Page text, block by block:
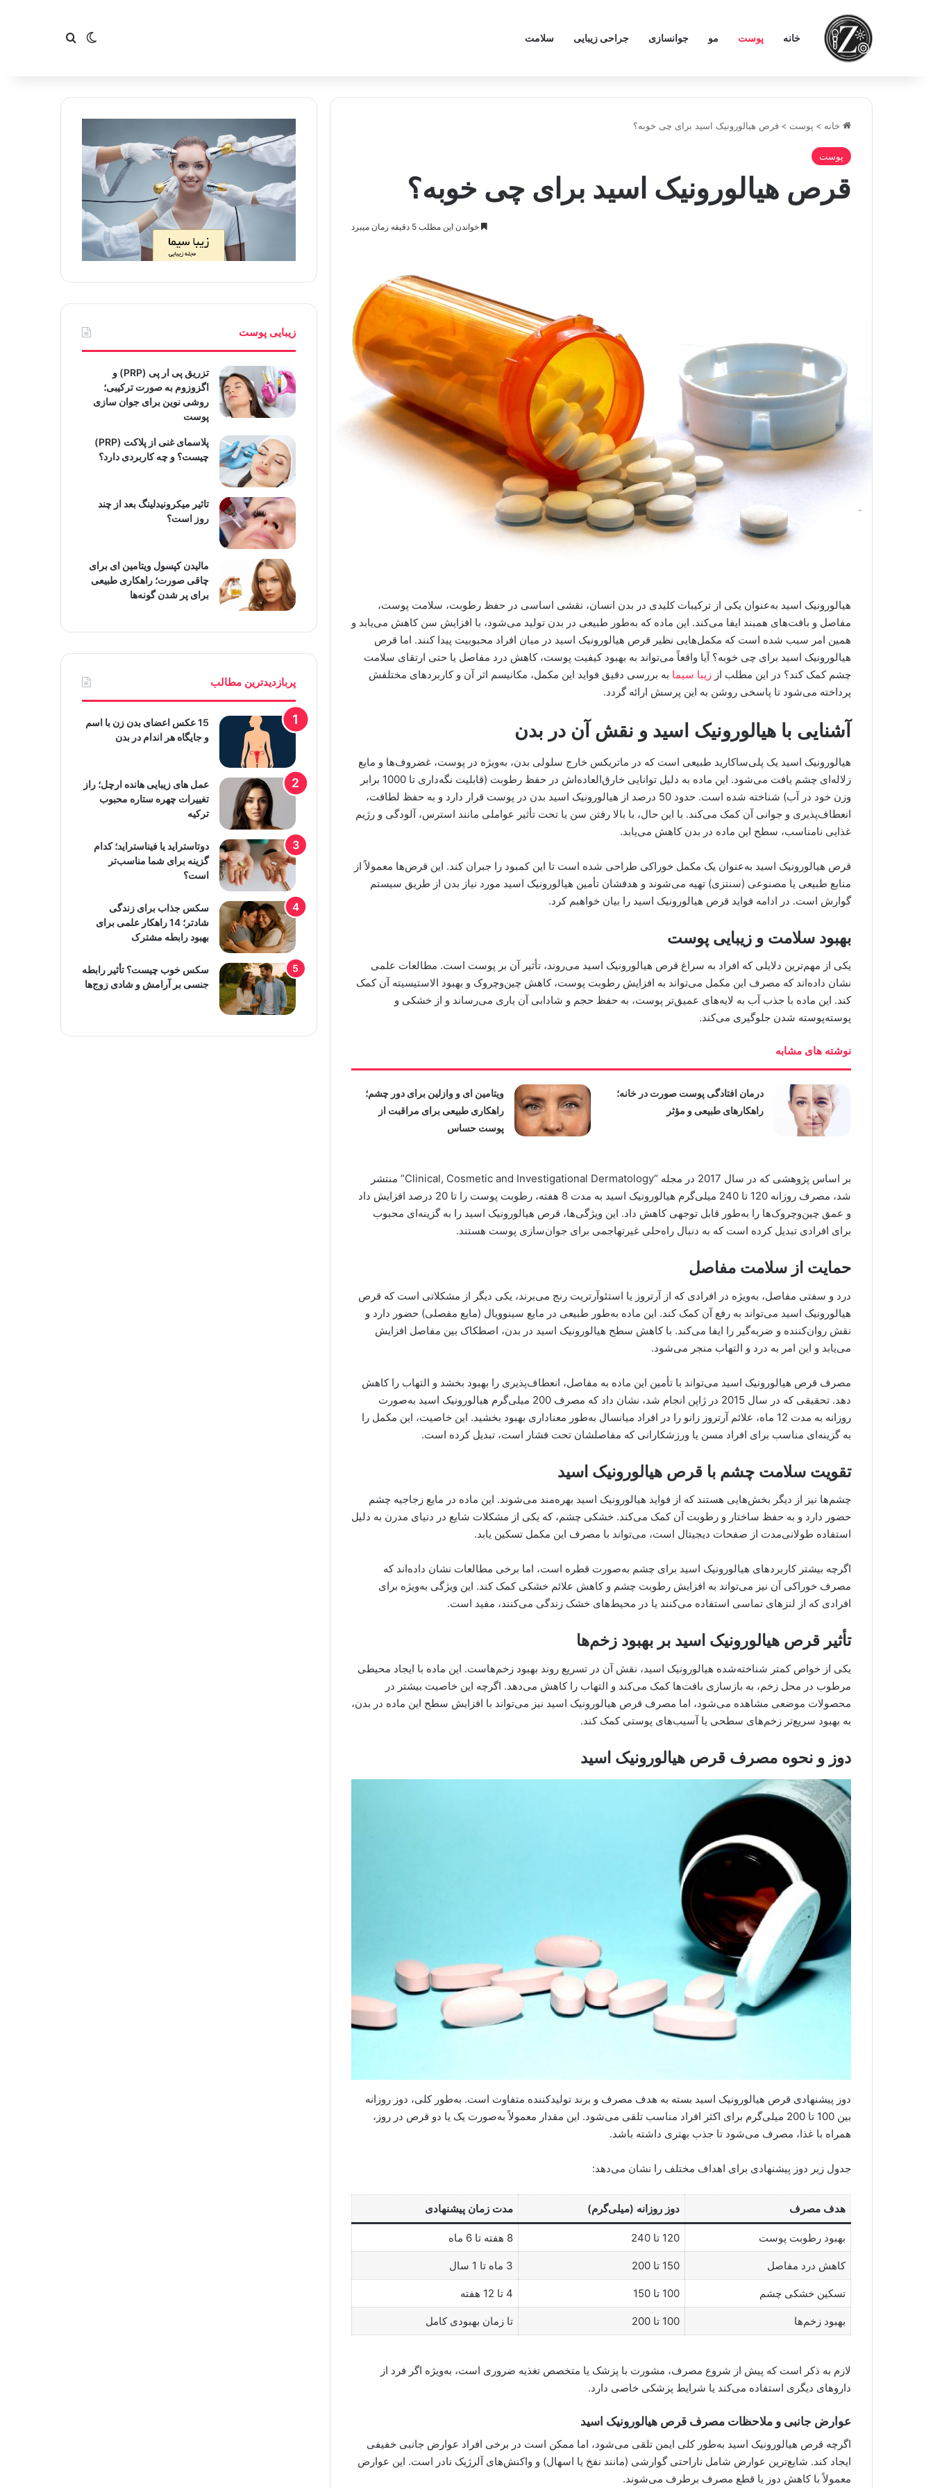
خانه پوست مو جوانسازی جراحی زیبایی سلامت تغییر پوسته
جستجو برای
خانه > پوست > قرص هیالورونیک اسید برای چی خوبه؟
پوست
قرص هیالورونیک اسید برای چی خوبه؟
خواندن این مطلب 5 دقیقه زمان میبرد
هیالورونیک اسید به‌عنوان یکی از ترکیبات کلیدی در بدن انسان، نقشی اساسی در حفظ رطوبت، سلامت پوست،
مفاصل و بافت‌های همبند ایفا می‌کند. این ماده که به‌طور طبیعی در بدن تولید می‌شود، با افزایش سن کاهش می‌یابد و
همین امر سبب شده است که مکمل‌هایی نظیر قرص هیالورونیک اسید در میان افراد محبوبیت پیدا کنند. اما قرص
هیالورونیک اسید برای چی خوبه؟ آیا واقعاً می‌تواند به بهبود کیفیت پوست، کاهش درد مفاصل یا حتی ارتقای سلامت
چشم کمک کند؟ در این مطلب از زیبا سیما به بررسی دقیق فواید این مکمل، مکانیسم اثر آن و کاربردهای مختلفش
پرداخته می‌شود تا پاسخی روشن به این پرسش ارائه گردد.
آشنایی با هیالورونیک اسید و نقش آن در بدن
هیالورونیک اسید یک پلی‌ساکارید طبیعی است که در ماتریکس خارج سلولی بدن، به‌ویژه در پوست، غضروف‌ها و مایع
زلاله‌ای چشم یافت می‌شود. این ماده به دلیل توانایی خارق‌العاده‌اش در حفظ رطوبت (قابلیت نگه‌داری تا 1000 برابر
وزن خود در آب) شناخته شده است. حدود 50 درصد از هیالورونیک اسید بدن در پوست قرار دارد و به حفظ لطافت،
انعطاف‌پذیری و جوانی آن کمک می‌کند. با این حال، با بالا رفتن سن یا تحت تأثیر عواملی مانند استرس، آلودگی و رژیم
غذایی نامناسب، سطح این ماده در بدن کاهش می‌یابد.
قرص هیالورونیک اسید به‌عنوان یک مکمل خوراکی طراحی شده است تا این کمبود را جبران کند. این قرص‌ها معمولاً از
منابع طبیعی یا مصنوعی (سنتزی) تهیه می‌شوند و هدفشان تأمین هیالورونیک اسید مورد نیاز بدن از طریق سیستم
گوارش است. در ادامه فواید قرص هیالورونیک اسید را بیان خواهبم کرد.
بهبود سلامت و زیبایی پوست
یکی از مهم‌ترین دلایلی که افراد به سراغ قرص هیالورونیک اسید می‌روند، تأثیر آن بر پوست است. مطالعات علمی
نشان داده‌اند که مصرف این مکمل می‌تواند به افزایش رطوبت پوست، کاهش چین‌وچروک و بهبود الاستیسیته آن کمک
کند. این ماده با جذب آب به لایه‌های عمیق‌تر پوست، به حفظ حجم و شادابی آن یاری می‌رساند و از خشکی و
پوسته‌پوسته شدن جلوگیری می‌کند.
نوشته های مشابه
درمان افتادگی پوست صورت در خانه؛
راهکارهای طبیعی و مؤثر
ویتامین ای و وازلین برای دور چشم؛
راهکاری طبیعی برای مراقبت از
پوست حساس
بر اساس پژوهشی که در سال 2017 در مجله “Clinical, Cosmetic and Investigational Dermatology” منتشر
شد، مصرف روزانه 120 تا 240 میلی‌گرم هیالورونیک اسید به مدت 8 هفته، رطوبت پوست را تا 20 درصد افزایش داد
و عمق چین‌وچروک‌ها را به‌طور قابل توجهی کاهش داد. این ویژگی‌ها، قرص هیالورونیک اسید را به گزینه‌ای محبوب
برای افرادی تبدیل کرده است که به دنبال راه‌حلی غیرتهاجمی برای جوان‌سازی پوست هستند.
حمایت از سلامت مفاصل
درد و سفتی مفاصل، به‌ویژه در افرادی که از آرتروز یا استئوآرتریت رنج می‌برند، یکی دیگر از مشکلاتی است که قرص
هیالورونیک اسید می‌تواند به رفع آن کمک کند. این ماده به‌طور طبیعی در مایع سینوویال (مایع مفصلی) حضور دارد و
نقش روان‌کننده و ضربه‌گیر را ایفا می‌کند. با کاهش سطح هیالورونیک اسید در بدن، اصطکاک بین مفاصل افزایش
می‌یابد و این امر به درد و التهاب منجر می‌شود.
مصرف قرص هیالورونیک اسید می‌تواند با تأمین این ماده به مفاصل، انعطاف‌پذیری را بهبود بخشد و التهاب را کاهش
دهد. تحقیقی که در سال 2015 در ژاپن انجام شد، نشان داد که مصرف 200 میلی‌گرم هیالورونیک اسید به‌صورت
روزانه به مدت 12 ماه، علائم آرتروز زانو را در افراد میانسال به‌طور معناداری بهبود بخشید. این خاصیت، این مکمل را
به گزینه‌ای مناسب برای افراد مسن یا ورزشکارانی که مفاصلشان تحت فشار است، تبدیل کرده است.
تقویت سلامت چشم با قرص هیالورونیک اسید
چشم‌ها نیز از دیگر بخش‌هایی هستند که از فواید هیالورونیک اسید بهره‌مند می‌شوند. این ماده در مایع زجاجیه چشم
حضور دارد و به حفظ ساختار و رطوبت آن کمک می‌کند. خشکی چشم، که یکی از مشکلات شایع در دنیای مدرن به دلیل
استفاده طولانی‌مدت از صفحات دیجیتال است، می‌تواند با مصرف این مکمل تسکین یابد.
اگرچه بیشتر کاربردهای هیالورونیک اسید برای چشم به‌صورت قطره است، اما برخی مطالعات نشان داده‌اند که
مصرف خوراکی آن نیز می‌تواند به افزایش رطوبت چشم و کاهش علائم خشکی کمک کند. این ویژگی به‌ویژه برای
افرادی که از لنزهای تماسی استفاده می‌کنند یا در محیط‌های خشک زندگی می‌کنند، مفید است.
تأثیر قرص هیالورونیک اسید بر بهبود زخم‌ها
یکی از خواص کمتر شناخته‌شده هیالورونیک اسید، نقش آن در تسریع روند بهبود زخم‌هاست. این ماده با ایجاد محیطی
مرطوب در محل زخم، به بازسازی بافت‌ها کمک می‌کند و التهاب را کاهش می‌دهد. اگرچه این خاصیت بیشتر در
محصولات موضعی مشاهده می‌شود، اما مصرف قرص هیالورونیک اسید نیز می‌تواند با افزایش سطح این ماده در بدن،
به بهبود سریع‌تر زخم‌های سطحی یا آسیب‌های پوستی کمک کند.
دوز و نحوه مصرف قرص هیالورونیک اسید
دوز پیشنهادی قرص هیالورونیک اسید بسته به هدف مصرف و برند تولیدکننده متفاوت است. به‌طور کلی، دوز روزانه
بین 100 تا 200 میلی‌گرم برای اکثر افراد مناسب تلقی می‌شود. این مقدار معمولاً به‌صورت یک یا دو قرص در روز،
همراه با غذا، مصرف می‌شود تا جذب بهتری داشته باشد.
جدول زیر دوز پیشنهادی برای اهداف مختلف را نشان می‌دهد:
هدف مصرف دوز روزانه (میلی‌گرم) مدت زمان پیشنهادی
بهبود رطوبت پوست 120 تا 240 8 هفته تا 6 ماه
کاهش درد مفاصل 150 تا 200 3 ماه تا 1 سال
تسکین خشکی چشم 100 تا 150 4 تا 12 هفته
بهبود زخم‌ها 100 تا 200 تا زمان بهبودی کامل
لازم به ذکر است که پیش از شروع مصرف، مشورت با پزشک یا متخصص تغذیه ضروری است، به‌ویژه اگر فرد از
داروهای دیگری استفاده می‌کند یا شرایط پزشکی خاصی دارد.
عوارض جانبی و ملاحظات مصرف قرص هیالورونیک اسید
اگرچه قرص هیالورونیک اسید به‌طور کلی ایمن تلقی می‌شود، اما ممکن است در برخی افراد عوارض جانبی خفیفی
ایجاد کند. شایع‌ترین عوارض شامل ناراحتی گوارشی (مانند نفخ یا اسهال) و واکنش‌های آلرژیک نادر است. این عوارض
معمولاً با کاهش دوز یا قطع مصرف برطرف می‌شوند.
زیبایی پوست
تزریق پی ار پی (PRP) و
اگزوزوم به صورت ترکیبی؛
روشی نوین برای جوان سازی
پوست
پلاسمای غنی از پلاکت (PRP)
چیست؟ و چه کاربردی دارد؟
تاثیر میکرونیدلینگ بعد از چند
روز است؟
مالیدن کپسول ویتامین ای برای
چاقی صورت؛ راهکاری طبیعی
برای پر شدن گونه‌ها
پربازدیدترین مطالب
15 عکس اعضای بدن زن با اسم
و جایگاه هر اندام در بدن
عمل های زیبایی هانده ارچل؛ راز
تغییرات چهره ستاره محبوب
ترکیه
دوتاستراید یا فیناستراید؛ کدام
گزینه برای شما مناسب‌تر
است؟
سکس جذاب برای زندگی
شادتر؛ 14 راهکار علمی برای
بهبود رابطه مشترک
سکس خوب چیست؟ تأثیر رابطه
جنسی بر آرامش و شادی زوج‌ها